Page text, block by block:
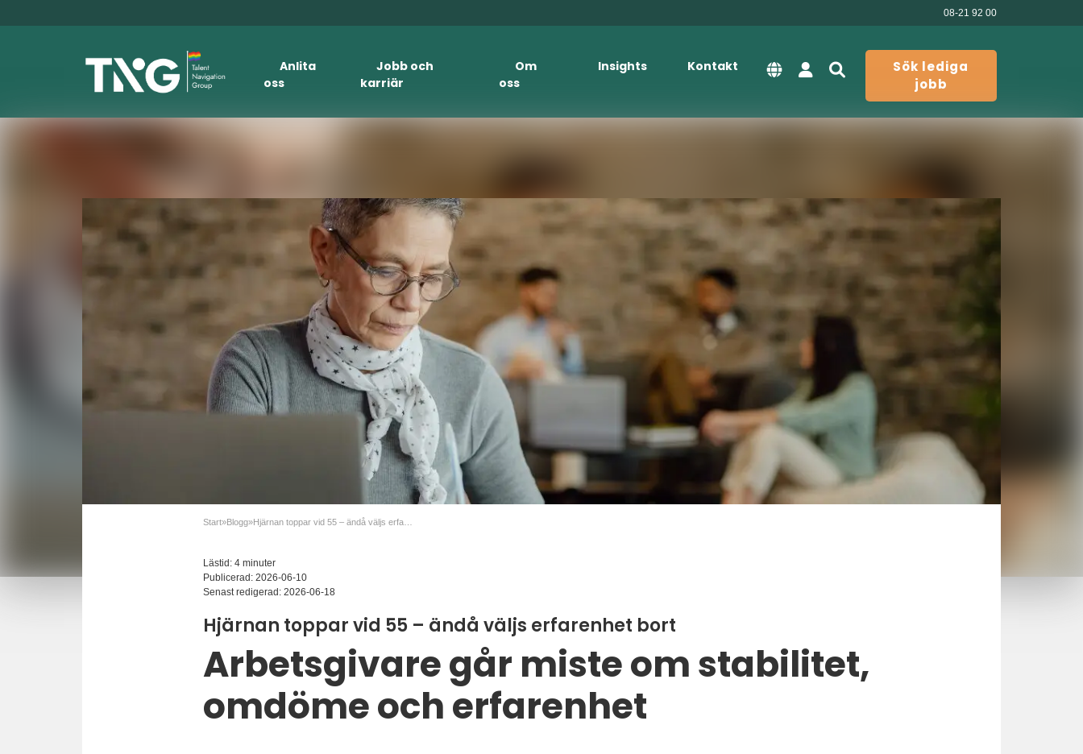
08-21 92 00
Anlita
oss
Jobb och
karriär
Om
oss
Insights Kontakt
Sök lediga
jobb
Start»Blogg»
Lästid: 4 minuter
Publicerad: 2026-06-10
Senast redigerad: 2026-06-18
Hjärnan toppar vid 55 – ändå väljs erfarenhet bort
Arbetsgivare går miste om stabilitet,
omdöme och erfarenhet